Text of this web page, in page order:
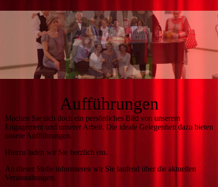
Aufführungen
Machen Sie sich doch ein persönliches Bild von unserem
Engagement und unserer Arbeit. Die ideale Gelegenheit dazu bieten
unsere Aufführungen.
Hierzu laden wir Sie herzlich ein.
An dieser Stelle informieren wir Sie laufend über die aktuellen
Veranstaltungen.